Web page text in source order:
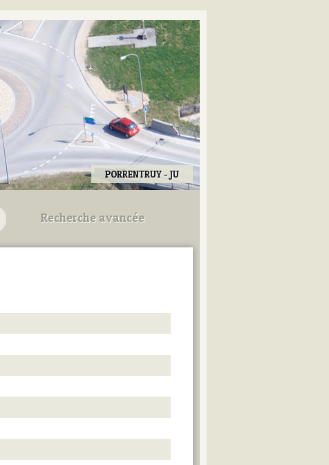
PORRENTRUY - JU
Recherche avancée
Utilisez les champs ci-dessous